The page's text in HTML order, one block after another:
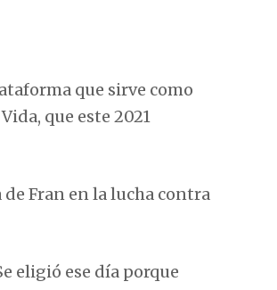
que sirve como
que este 2021
Fran en la lucha contra
eligió ese día porque